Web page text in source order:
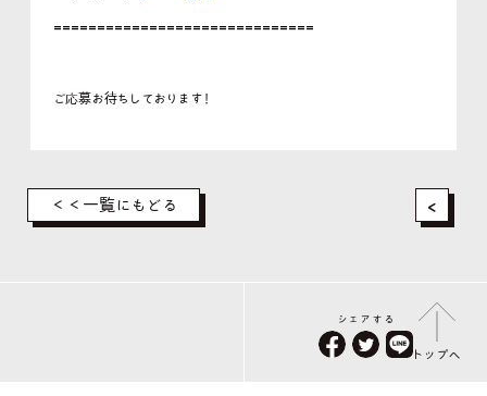
==============================
ご応募お待ちしております！
＜＜一覧にもどる <
シェアする
トップへ